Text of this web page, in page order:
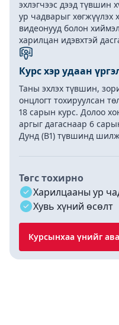
эхлэгчээс дээд түвшин
ур чадварыг хөгжүүлэх
видеонууд болон
харилцан идэвхтэй
Курс хэр удаан
Таны эхлэх түвшин,
онцлогт тохируулсан
18 сарын курс. Долоо
аргыг дагаснаар 6
Дунд (B1) түвшинд
Төгс тохирно
Харилцааны ур
Хувь хүний өсөлт
Курсынхаа үнийг